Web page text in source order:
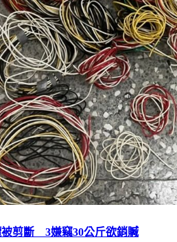
剪斷 3嫌竊30公斤欲銷贓